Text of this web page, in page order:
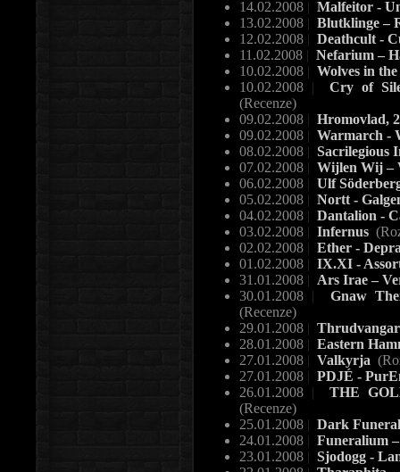
14.02.2008 | Malfeitor -
13.02.2008 | Blutklinge –
12.02.2008 | Deathcult -
11.02.2008 | Nefarium –
10.02.2008 | Wolves in
10.02.2008 |
Cry of
(Recenze)
09.02.2008 | Hromovlad,
09.02.2008 | Warmarch -
08.02.2008 | Sacrilegious
07.02.2008 | Wijlen Wij
06.02.2008 | Ulf
05.02.2008 | Nortt -
04.02.2008 | Dantalion -
03.02.2008 | Infernus
02.02.2008 | Ether -
01.02.2008 | IX.XI -
31.01.2008 | Ars Irae –
30.01.2008 |
Gnaw
(Recenze)
29.01.2008 |
28.01.2008 | Eastern
27.01.2008 | Valkyrja
27.01.2008 | PDJÉ -
26.01.2008 |
THE
(Recenze)
25.01.2008 | Dark
24.01.2008 | Funeralium
23.01.2008 | Sjodogg -